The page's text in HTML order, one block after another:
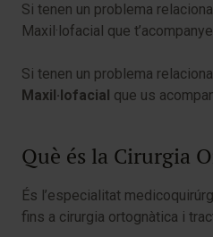
Si tenen un problema
Maxil·lofacial que
Si tenen un problema
Maxil·lofacial que us
Què és la Cirurgia
És l’especialitat
fins a cirurgia ortognàtica i